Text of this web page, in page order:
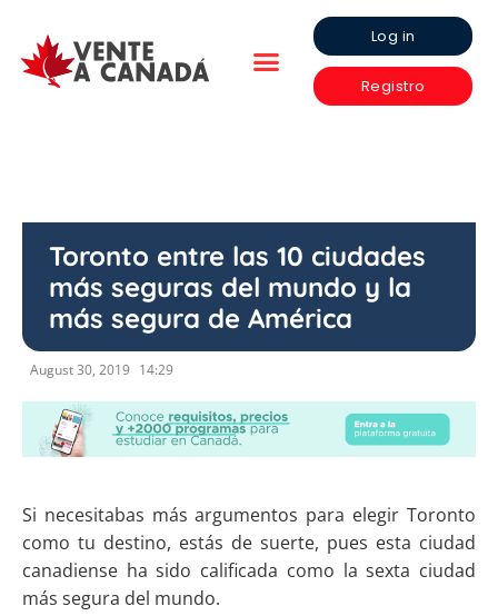
Log in
Registro
Toronto entre las 10 ciudades
más seguras del mundo y la
más segura de América
August 30, 2019 14:29
Si necesitabas más argumentos para elegir Toronto
como tu destino, estás de suerte, pues esta ciudad
canadiense ha sido calificada como la sexta ciudad
más segura del mundo.